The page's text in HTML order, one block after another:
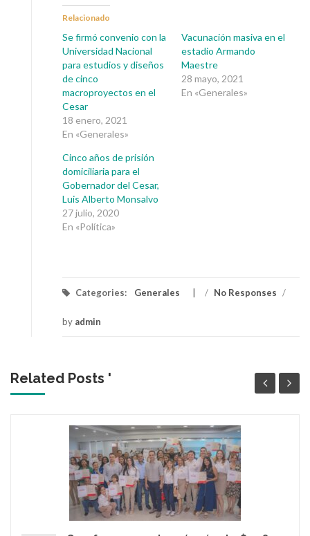
Relacionado
Se firmó convenio con la
Universidad Nacional
para estudios y diseños
de cinco
macroproyectos en el
Cesar
18 enero, 2021
En «Generales»
Vacunación masiva en el
estadio Armando
Maestre
28 mayo, 2021
En «Generales»
Cinco años de prisión
domiciliaria para el
Gobernador del Cesar,
Luis Alberto Monsalvo
27 julio, 2020
En «Política»
Categories: Generales / No Responses /
by admin
Related Posts '